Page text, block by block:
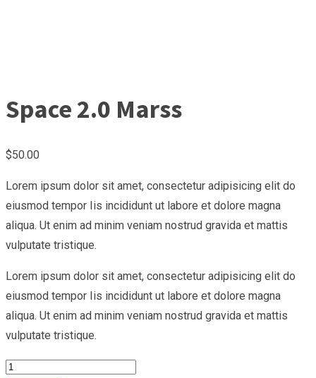
Space 2.0 Marss
$50.00
Lorem ipsum dolor sit amet, consectetur adipisicing elit do
eiusmod tempor Iis incididunt ut labore et dolore magna
aliqua. Ut enim ad minim veniam nostrud gravida et mattis
vulputate tristique.
Lorem ipsum dolor sit amet, consectetur adipisicing elit do
eiusmod tempor Iis incididunt ut labore et dolore magna
aliqua. Ut enim ad minim veniam nostrud gravida et mattis
vulputate tristique.
Space